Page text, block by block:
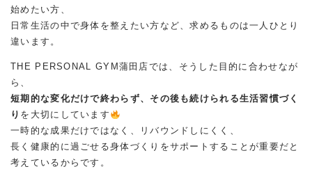
始めたい方、
日常生活の中で身体を整えたい方など、求めるものは一人ひとり
違います。
THE PERSONAL GYM蒲田店では、そうした目的に合わせなが
ら、
短期的な変化だけで終わらず、その後も続けられる生活習慣づく
り を大切にしています
一時的な成果だけではなく、リバウンドしにくく、
長く健康的に過ごせる身体づくりをサポートすることが重要だと
考えているからです。